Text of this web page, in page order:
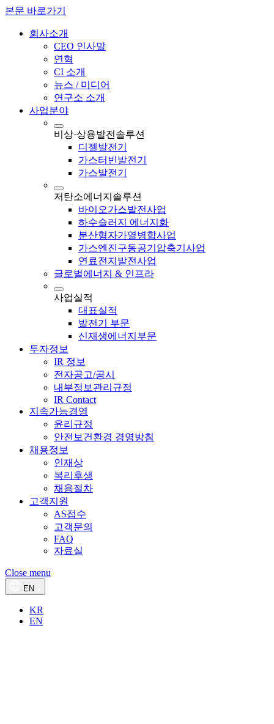
본문 바로가기
회사소개
CEO 인사말
연혁
CI 소개
뉴스 / 미디어
연구소 소개
사업분야
비상·상용발전솔루션
디젤발전기
가스터빈발전기
가스발전기
저탄소에너지솔루션
바이오가스발전사업
하수슬러지 에너지화
분산형자가열병합사업
가스엔진구동공기압축기사업
연료전지발전사업
글로벌에너지 & 인프라
사업실적
대표실적
발전기 부문
신재생에너지부문
투자정보
IR 정보
전자공고/공시
내부정보관리규정
IR Contact
지속가능경영
윤리규정
안전보건환경 경영방침
채용정보
인재상
복리후생
채용절차
고객지원
AS접수
고객문의
FAQ
자료실
Close menu
EN
KR
EN